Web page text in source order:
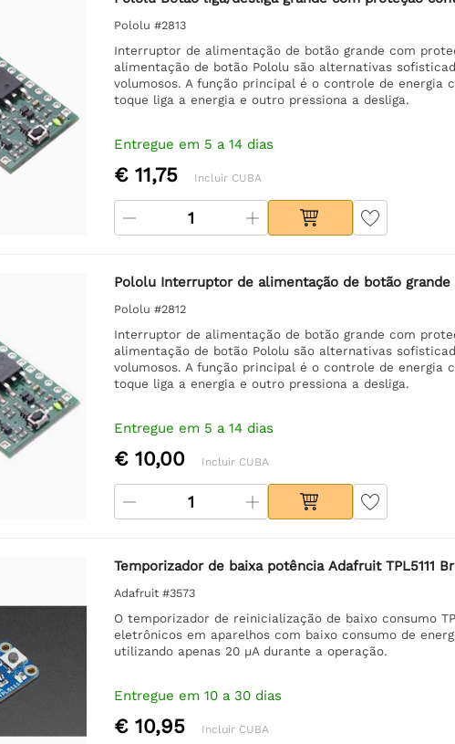
Pololu #2813
Interruptor de alimentação de botão grande com
alimentação de botão Pololu são alternativas
volumosos. A função principal é o controle de energia
toque liga a energia e outro pressiona a desliga.
Entregue em 5 a 14 dias
€ 11,75 Incluir CUBA
Pololu Interruptor de alimentação de botão
Pololu #2812
Interruptor de alimentação de botão grande com
alimentação de botão Pololu são alternativas
volumosos. A função principal é o controle de energia
toque liga a energia e outro pressiona a desliga.
Entregue em 5 a 14 dias
€ 10,00 Incluir CUBA
Temporizador de baixa potência Adafruit TPL5111
Adafruit #3573
O temporizador de reinicialização de baixo consumo
eletrônicos em aparelhos com baixo consumo de
utilizando apenas 20 µA durante a operação.
Entregue em 10 a 30 dias
€ 10,95 Incluir CUBA